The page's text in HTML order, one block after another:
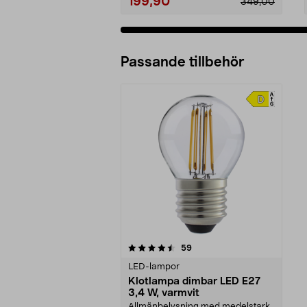
Passande tillbehör
59recensioner
LED-lampor
Klotlampa dimbar LED E27
3,4 W, varmvit